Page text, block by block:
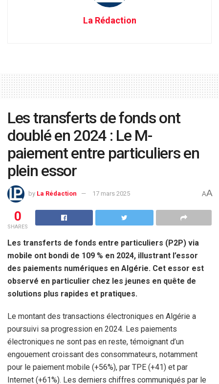
La Rédaction
Les transferts de fonds ont
doublé en 2024 : Le M-
paiement entre particuliers en
plein essor
by La Rédaction 17 mars 2025 AA
0
SHARES
Les transferts de fonds entre particuliers (P2P) via
mobile ont bondi de 109 % en 2024, illustrant l’essor
des paiements numériques en Algérie. Cet essor est
observé en particulier chez les jeunes en quête de
solutions plus rapides et pratiques.
Le montant des transactions électroniques en Algérie a
poursuivi sa progression en 2024. Les paiements
électroniques ne sont pas en reste, témoignant d’un
engouement croissant des consommateurs, notamment
pour le paiement mobile (+56%), par TPE (+41) et par
Internet (+61%). Les derniers chiffres communiqués par le